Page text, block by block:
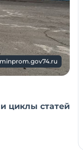
циклы статей